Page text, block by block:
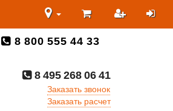
8 800 555 44 33
8 495 268 06 41
Заказать звонок
Заказать расчет